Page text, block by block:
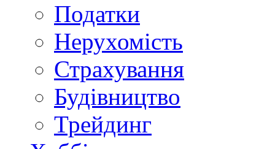
Податки
Нерухомість
Страхування
Будівництво
Трейдинг